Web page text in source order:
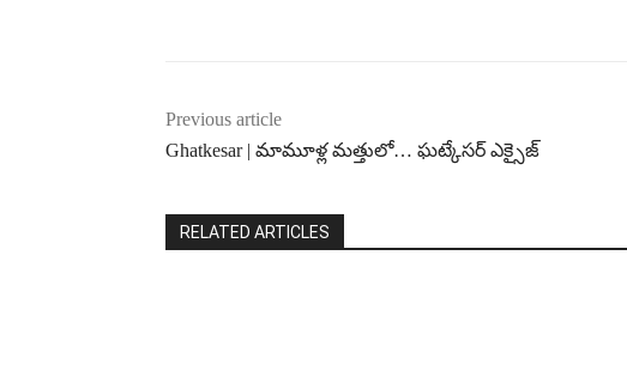
Previous article
Ghatkesar | మామూళ్ల మత్తులో… ఘట్కేసర్ ఎక్సైజ్
RELATED ARTICLES